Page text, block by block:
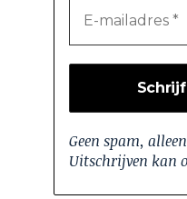
Geen spam,
Uitschrijven kan